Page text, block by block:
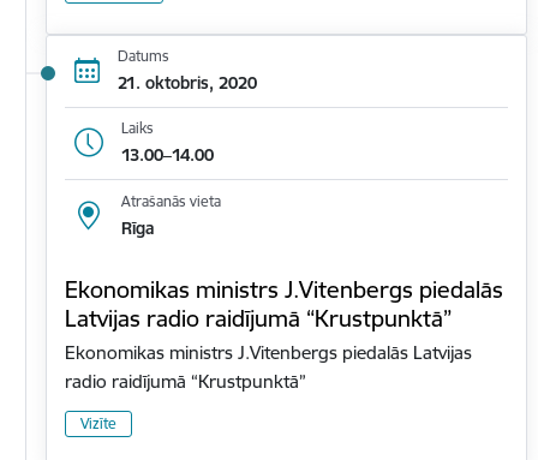
Datums
21. oktobris, 2020
Laiks
13.00–14.00
Atrašanās vieta
Rīga
Ekonomikas ministrs J.Vitenbergs piedalās
Latvijas radio raidījumā “Krustpunktā”
Ekonomikas ministrs J.Vitenbergs piedalās Latvijas
radio raidījumā “Krustpunktā”
Vizīte